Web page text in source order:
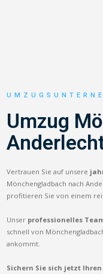
Umzug
Vertrauen Sie auf unsere
Mönchengladbach nach
profitieren Sie von einem
Unser professionelles
schnell von
ankommt.
Sichern Sie sich jetzt